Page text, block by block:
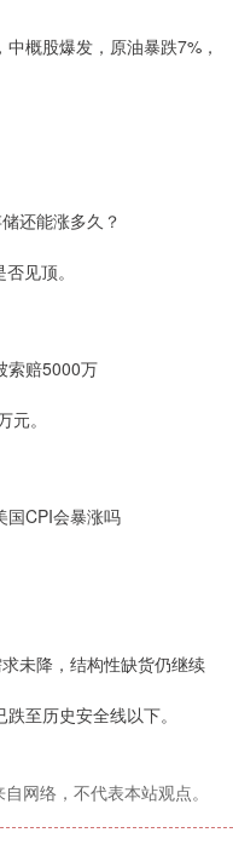
概股爆发，原油暴跌7%，
还能涨多久？
见顶。
索赔5000万
。
国CPI会暴涨吗
未降，结构性缺货仍继续
至历史安全线以下。
网络，不代表本站观点。